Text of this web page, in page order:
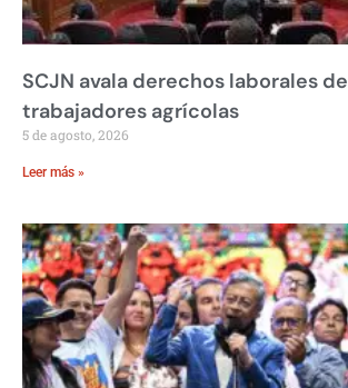
SCJN avala derechos laborales de
trabajadores agrícolas
5 de agosto, 2026
Leer más »